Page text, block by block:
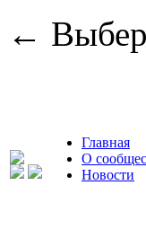
←
Главная
О
Новости